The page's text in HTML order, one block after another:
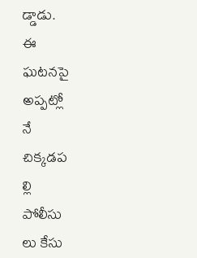
డ్డాడు.
ఈ
ఘటనపై
అప్పట్లో
నే
చిక్కడప
ల్లి
పోలీసు
లు కేసు